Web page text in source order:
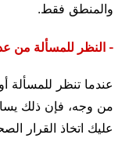
والمنطق فقط.
- النظر للمسألة من
عندما تنظر للمسألة
من وجه، فإن ذلك
عليك اتخاذ القرار